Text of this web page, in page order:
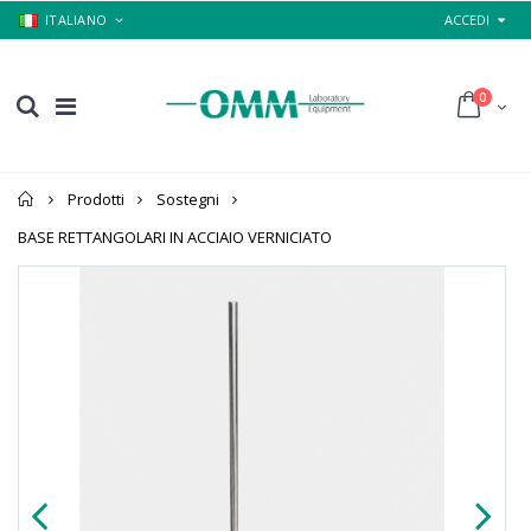
ITALIANO ACCEDI
0
Home
Prodotti
Sostegni
BASE RETTANGOLARI IN ACCIAIO VERNICIATO